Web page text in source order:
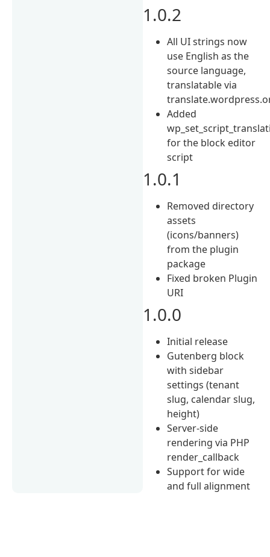
1.0.2
All UI strings now
use English as the
source language,
translatable via
Added
for the block editor
script
1.0.1
Removed directory
assets
(icons/banners)
from the plugin
package
Fixed broken Plugin
URI
1.0.0
Initial release
Gutenberg block
with sidebar
settings (tenant
slug, calendar slug,
height)
Server-side
rendering via PHP
render_callback
Support for wide
and full alignment